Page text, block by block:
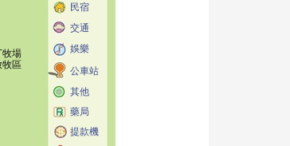
公車站
牧場
區
民宿
交通
娛樂
其他
藥局
提款機